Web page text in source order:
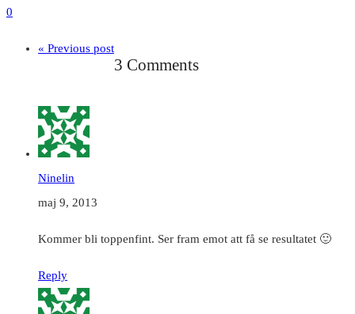
0
« Previous post
3 Comments
Ninelin
maj 9, 2013
Kommer bli toppenfint. Ser fram emot att få se resultatet 🙂
Reply